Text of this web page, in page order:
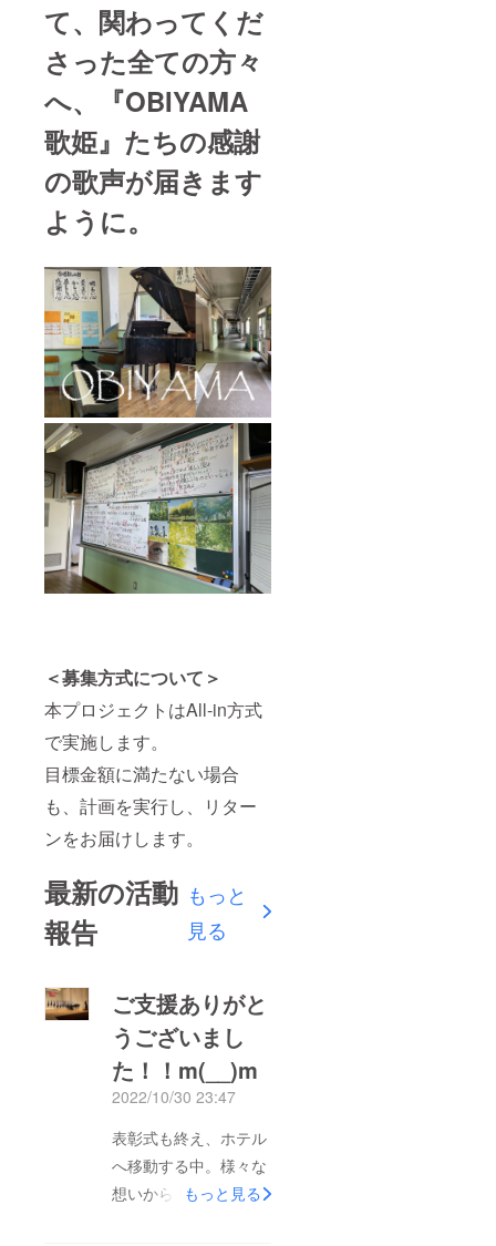
て、関わってくだ
さった全ての方々
へ、『OBIYAMA
歌姫』たちの感謝
の歌声が届きます
ように。
＜募集方式について＞
本プロジェクトはAll-in方式
で実施します。
目標金額に満たない場合
も、計画を実行し、リター
ンをお届けします。
最新の活動
報告
もっと
見る
ご支援ありがと
うございまし
た！！m(__)m
2022/10/30 23:47
表彰式も終え、ホテル
へ移動する中。様々な
想いから涙を拭う部員
もっと見る